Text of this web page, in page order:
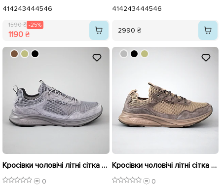
414243444546
1590 ₴ -25%
1190 ₴
414243444546
2990 ₴
Кросівки чоловічі літні сітка 594423 Сірі
0
Кросівки чоловічі літні сітка великі 594422 Коричневі
0